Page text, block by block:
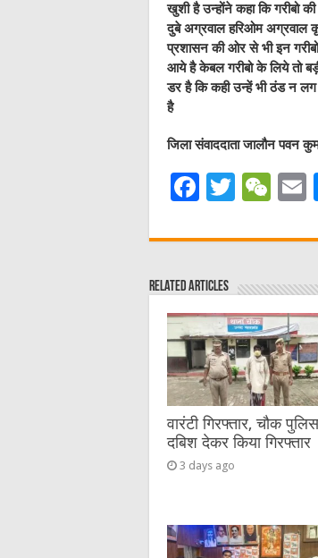
खुशी है उन्होंने कहा कि गरीबो
दुबे अग्रवाल हरिओम अग्रवाल
प्रशासन की ओर से भी इन
आये है केबल गरीबो के लिये तो
डर है कि कही उन्हें भी ठंड न लग
है
जिला संवाददाता जालौन पवन
F
c
e
b
o
o
k
T
it
r
W
C
at
Related Articles
वारंटी गिरफ्तार, चौक
दबिश देकर किया गिरफ्तार
3 days ago